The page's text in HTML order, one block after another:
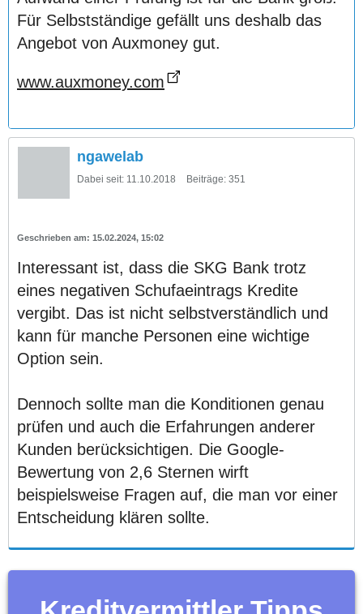
Für Selbstständige gefällt uns deshalb das
Angebot von Auxmoney gut.
www.auxmoney.com
ngawelab
Dabei seit: 11.10.2018 Beiträge: 351
15.02.2024, 15:02
Interessant ist, dass die SKG Bank trotz
eines negativen Schufaeintrags Kredite
vergibt. Das ist nicht selbstverständlich und
kann für manche Personen eine wichtige
Option sein.
Dennoch sollte man die Konditionen genau
prüfen und auch die Erfahrungen anderer
Kunden berücksichtigen. Die Google-
Bewertung von 2,6 Sternen wirft
beispielsweise Fragen auf, die man vor einer
Entscheidung klären sollte.